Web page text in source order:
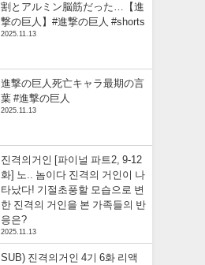
割とアルミン脳筋だった…【進
撃の巨人】#進撃の巨人 #shorts
2025.11.13
進撃の巨人死亡キャラ最期の言
葉 #進撃の巨人
2025.11.13
진격의거인 [파이널 파트2, 9-12
화] 노.. 놈이다 진격의 거인이 나
타났다! 기절초풍할 모습으로 변
한 진격의 거인을 본 가족들의 반
응은?
2025.11.13
SUB) 진격의거인 4기 6화 리액